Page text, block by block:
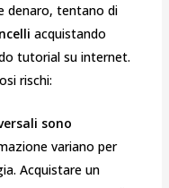
denaro, tentano di
acquistando
tutorial su internet.
rischi:
sono
variano per
Acquistare un